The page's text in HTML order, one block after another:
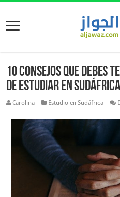
10 consejos que debes
de estudiar en Sudáfrica
Carolina Estudio en Sudáfrica